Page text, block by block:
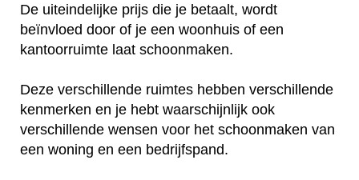
De uiteindelijke prijs die je betaalt, wordt
beïnvloed door of je een woonhuis of een
kantoorruimte laat schoonmaken.
Deze verschillende ruimtes hebben verschillende
kenmerken en je hebt waarschijnlijk ook
verschillende wensen voor het schoonmaken van
een woning en een bedrijfspand.